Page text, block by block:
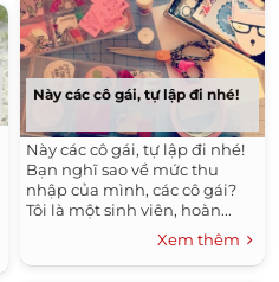
Này các cô gái, tự lập đi nhé!
Này các cô gái, tự lập đi nhé!
Bạn nghĩ sao về mức thu
nhập của mình, các cô gái?
Tôi là một sinh viên, hoàn...
Xem thêm